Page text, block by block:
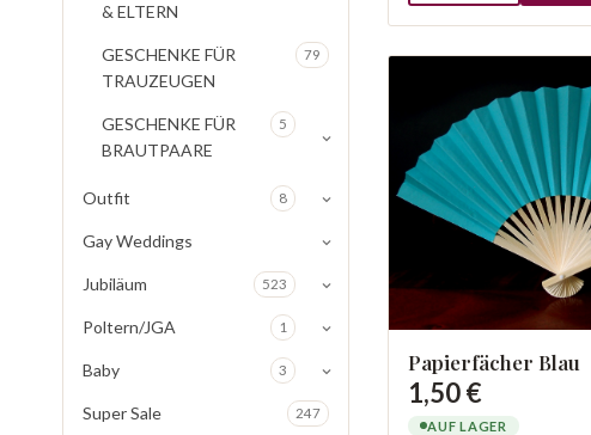
& ELTERN
GESCHENKE FÜR
TRAUZEUGEN
79
GESCHENKE FÜR
BRAUTPAARE
5
Outfit 8
Gay Weddings
Jubiläum 523
Poltern/JGA 1
Baby 3
Super Sale 247
Papierfächer Blau
1,50 €
AUF LAGER